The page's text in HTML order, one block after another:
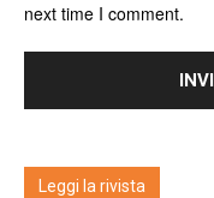
next time I comment.
Leggi la rivista